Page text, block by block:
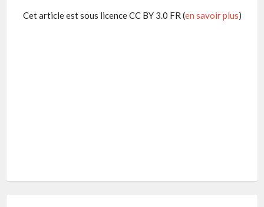
Cet article est sous licence CC BY 3.0 FR (en savoir plus)